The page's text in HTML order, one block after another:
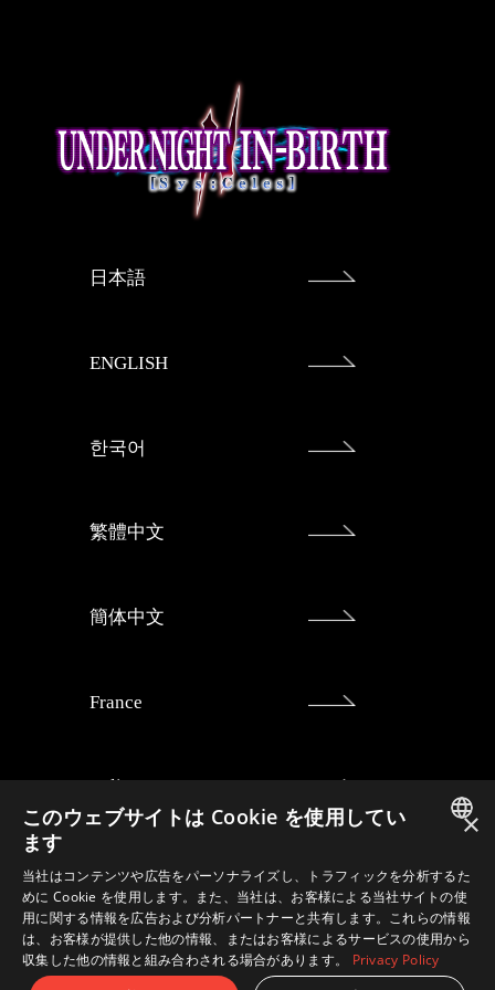
日本語
ENGLISH
한국어
繁體中文
簡体中文
France
Italia
Deutschland
España
ENGLISH
×
このウェブサイトは Cookie を使用してい
ます
当社はコンテンツや広告をパーソナライズし、トラフィックを分析するた
めに Cookie を使用します。また、当社は、お客様による当社サイトの使
用に関する情報を広告および分析パートナーと共有します。これらの情報
は、お客様が提供した他の情報、またはお客様によるサービスの使用から
収集した他の情報と組み合わされる場合があります。 Privacy Policy